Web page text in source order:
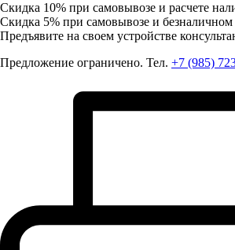
Скидка 10% при самовывозе и расчете
Скидка 5% при самовывозе и безналичном
Предъявите на своем устройстве
Предложение ограничено. Тел. +7 (985)